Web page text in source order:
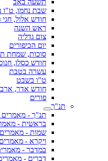
תשעה באב
שבת נחמו, ט"ו
חודש אלול, חגי
ראש השנה
צום גדליה
יום הכיפורים
סוכות, שמחת
חודש כסלו,
עשרה בטבת
ט"ו בשבט
חודש אדר,
פורים
תנ"ך
תנ"ך - מאמרים
בראשית -
שמות -
ויקרא -
במדבר -
דברים -